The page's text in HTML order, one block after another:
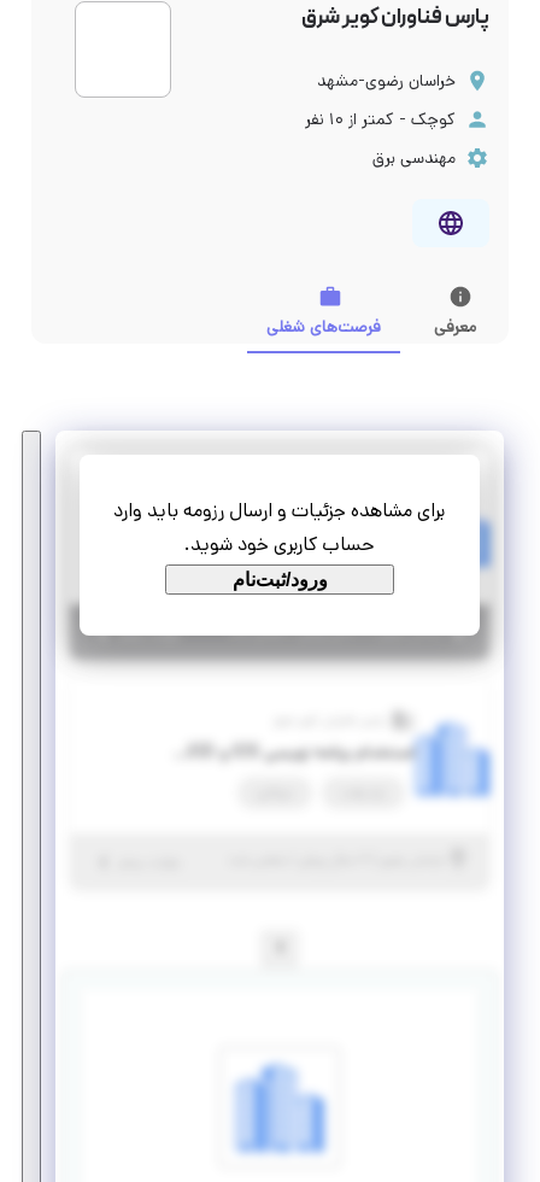
پارس فناوران کویر شرق
خراسان رضوی-مشهد
کوچک - کمتر از ۱۰ نفر
مهندسی برق
معرفی فرصت‌های شغلی
برای مشاهده جزئیات و ارسال رزومه باید وارد
حساب کاربری خود شوید.
ورود/ثبت‌نام
پاره وقت دورکاری
خراسان رضوی |۷ سال پیش | منقضی شده جزئیات بیشتر